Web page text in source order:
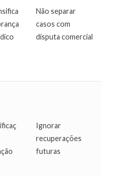
Não separar
casos com
disputa comercial
Ignorar
recuperações
futuras